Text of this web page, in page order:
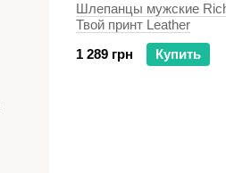
Шлепанцы мужские
Твой принт Leather
1 289 грн
Купить